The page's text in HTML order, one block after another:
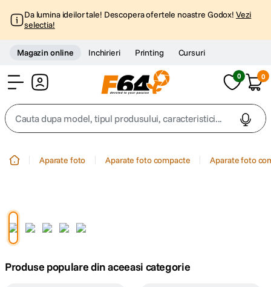
Da lumina ideilor tale! Descopera ofertele noastre Godox! Vezi
selectia!
Magazin online Inchirieri Printing Cursuri
0 0
Cauta dupa model, tipul produsului, caracteristici...
4. peak design
Aparate foto Aparate foto compacte Aparate foto
Produse populare din aceeasi categorie